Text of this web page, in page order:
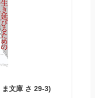
文庫 さ 29-3)